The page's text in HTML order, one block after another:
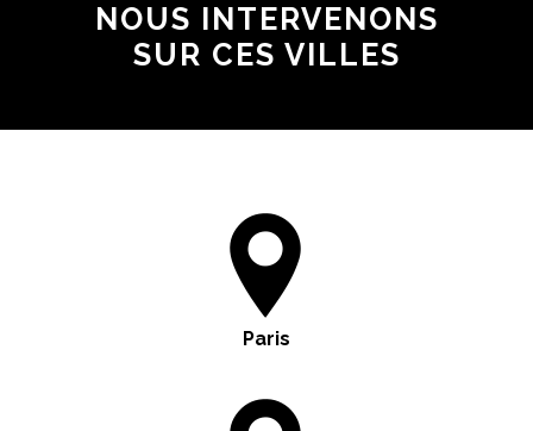
NOUS INTERVENONS
SUR CES VILLES
Paris